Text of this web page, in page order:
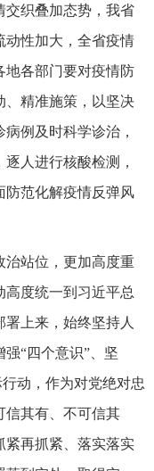
交织叠加态势，我省
动性加大，全省疫情
地各部门要对疫情防
、精准施策，以坚决
例及时科学诊治，
人进行核酸检测，
防范化解疫情反弹风
治站位，更加高度重
度统一到习近平总
上来，始终坚持人
“四个意识”、坚
动，作为对党绝对忠
信其有、不可信其
紧再抓紧、落实落实